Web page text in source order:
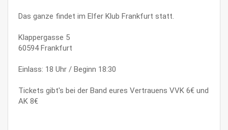
Das ganze findet im Elfer Klub Frankfurt statt.
Klappergasse 5
60594 Frankfurt
Einlass: 18 Uhr / Beginn 18:30
Tickets gibt's bei der Band eures Vertrauens VVK 6€ und
AK 8€